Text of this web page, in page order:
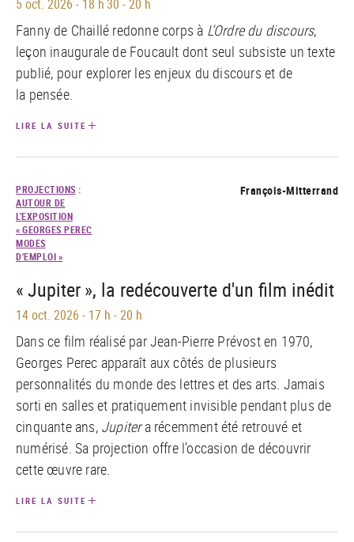
5 oct. 2026 - 18 h 30 - 20 h
Fanny de Chaillé redonne corps à L’Ordre du discours,
leçon inaugurale de Foucault dont seul subsiste un texte
publié, pour explorer les enjeux du discours et de
la pensée.
LIRE LA SUITE
PROJECTIONS :
AUTOUR DE
L'EXPOSITION
« GEORGES PEREC
MODES
D'EMPLOI »
François-Mitterrand
« Jupiter », la redécouverte d'un film inédit
14 oct. 2026 - 17 h - 20 h
Dans ce film réalisé par Jean-Pierre Prévost en 1970,
Georges Perec apparaît aux côtés de plusieurs
personnalités du monde des lettres et des arts. Jamais
sorti en salles et pratiquement invisible pendant plus de
cinquante ans, Jupitera récemment été retrouvé et
numérisé. Sa projection offre l’occasion de découvrir
cette œuvre rare.
LIRE LA SUITE